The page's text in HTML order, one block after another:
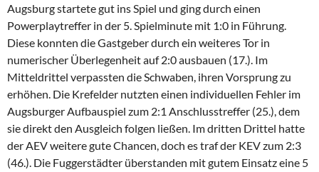
Augsburg startete gut ins Spiel und ging durch einen
Powerplaytreffer in der 5. Spielminute mit 1:0 in Führung.
Diese konnten die Gastgeber durch ein weiteres Tor in
numerischer Überlegenheit auf 2:0 ausbauen (17.). Im
Mitteldrittel verpassten die Schwaben, ihren Vorsprung zu
erhöhen. Die Krefelder nutzten einen individuellen Fehler im
Augsburger Aufbauspiel zum 2:1 Anschlusstreffer (25.), dem
sie direkt den Ausgleich folgen ließen. Im dritten Drittel hatte
der AEV weitere gute Chancen, doch es traf der KEV zum 2:3
(46.). Die Fuggerstädter überstanden mit gutem Einsatz eine 5